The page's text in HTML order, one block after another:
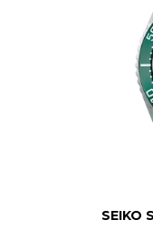
SEIKO